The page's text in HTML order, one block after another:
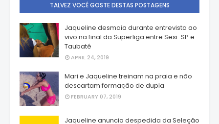
TALVEZ VOCÊ GOSTE DESTAS POSTAGENS
Jaqueline desmaia durante entrevista ao
vivo na final da Superliga entre Sesi-SP e
Taubaté
APRIL 24, 2019
Mari e Jaqueline treinam na praia e não
descartam formação de dupla
FEBRUARY 07, 2019
Jaqueline anuncia despedida da Seleção